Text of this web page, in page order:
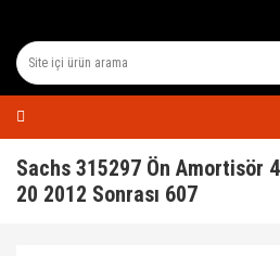
Sachs 315297 Ön Amortisör
20 2012 Sonrası 607